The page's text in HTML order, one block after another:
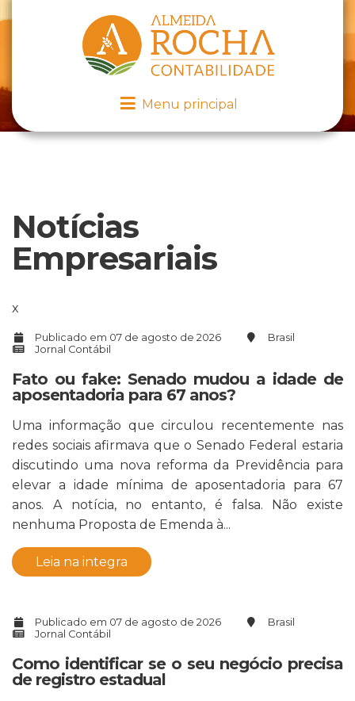
Menu principal
Notícias
Empresariais
x
Publicado em 07 de agosto de 2026
Brasil
Jornal Contábil
Fato ou fake: Senado mudou a idade de
aposentadoria para 67 anos?
Uma informação que circulou recentemente nas
redes sociais afirmava que o Senado Federal estaria
discutindo uma nova reforma da Previdência para
elevar a idade mínima de aposentadoria para 67
anos. A notícia, no entanto, é falsa. Não existe
nenhuma Proposta de Emenda à...
Leia na integra
Publicado em 07 de agosto de 2026
Brasil
Jornal Contábil
Como identificar se o seu negócio precisa
de registro estadual